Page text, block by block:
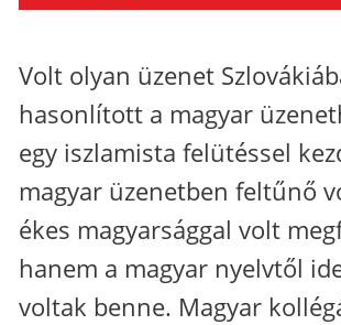
Volt olyan üzenet
hasonlított a magyar
egy iszlamista felütéssel
magyar üzenetben feltűnő
ékes magyarsággal volt
hanem a magyar nyelvtől
voltak benne. Magyar